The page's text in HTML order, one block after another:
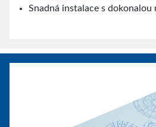
Snadná instalace s dokonalou